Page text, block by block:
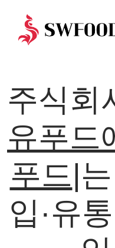
주식회
유푸드
푸드
물 수